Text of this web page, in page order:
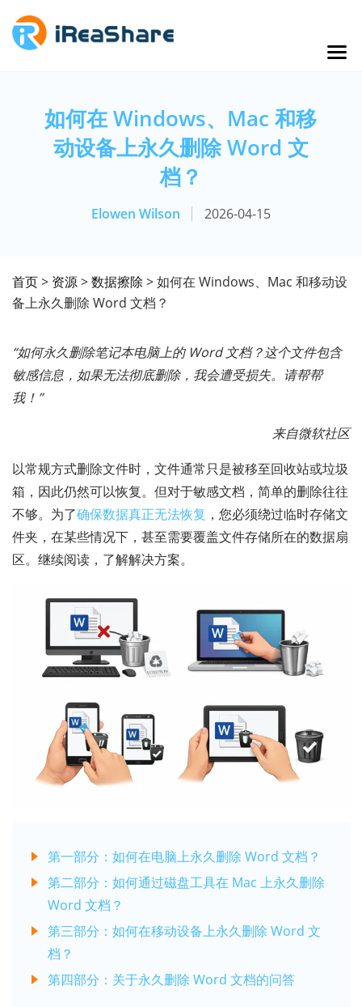
如何在 Windows、Mac 和移
动设备上永久删除 Word 文
档？
Elowen Wilson 2026-04-15
首页> 资源>数据擦除 > 如何在 Windows、Mac 和移动设
备上永久删除 Word 文档？
“如何永久删除笔记本电脑上的 Word 文档？这个文件包含
敏感信息，如果无法彻底删除，我会遭受损失。请帮帮
我！”
来自微软社区
以常规方式删除文件时，文件通常只是被移至回收站或垃圾
箱，因此仍然可以恢复。但对于敏感文档，简单的删除往往
不够。为了确保数据真正无法恢复 ，您必须绕过临时存储文
件夹，在某些情况下，甚至需要覆盖文件存储所在的数据扇
区。继续阅读，了解解决方案。
第一部分：如何在电脑上永久删除 Word 文档？
第二部分：如何通过磁盘工具在 Mac 上永久删除
Word 文档？
第三部分：如何在移动设备上永久删除 Word 文
档？
第四部分：关于永久删除 Word 文档的问答